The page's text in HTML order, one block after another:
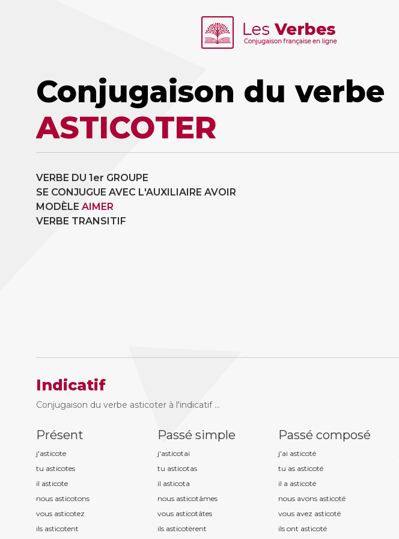
Conjugaison du verbe
ASTICOTER
VERBE DU 1er GROUPE
SE CONJUGUE AVEC L'AUXILIAIRE AVOIR
MODÈLE AIMER
VERBE TRANSITIF
Indicatif
Conjugaison du verbe asticoter à l'indicatif ...
Présent
j'asticote
tu asticotes
il asticote
nous asticotons
vous asticotez
ils asticotent
Passé simple
j'asticotai
tu asticotas
il asticota
nous asticotâmes
vous asticotâtes
ils asticotèrent
Passé composé
j'ai asticoté
tu as asticoté
il a asticoté
nous avons asticoté
vous avez asticoté
ils ont asticoté